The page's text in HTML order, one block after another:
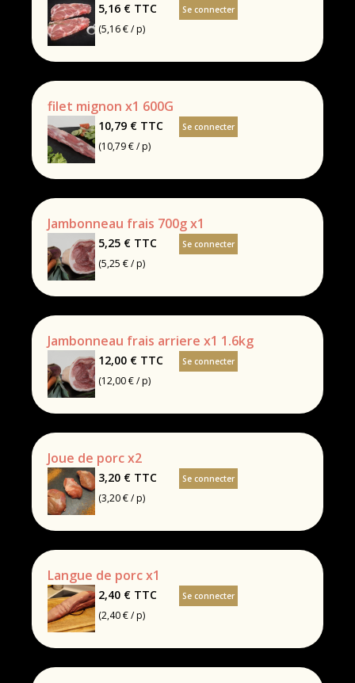
5,16 € TTC
(5,16 € / p)
Se connecter
filet mignon x1 600G
10,79 € TTC
(10,79 € / p)
Se connecter
Jambonneau frais 700g x1
5,25 € TTC
(5,25 € / p)
Se connecter
Jambonneau frais arriere x1 1.6kg
12,00 € TTC
(12,00 € / p)
Se connecter
Joue de porc x2
3,20 € TTC
(3,20 € / p)
Se connecter
Langue de porc x1
2,40 € TTC
(2,40 € / p)
Se connecter